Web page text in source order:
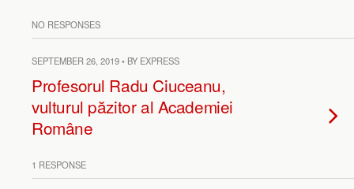
NO RESPONSES
SEPTEMBER 26, 2019 • BY EXPRESS
Profesorul Radu Ciuceanu,
vulturul păzitor al Academiei
Române
1 RESPONSE